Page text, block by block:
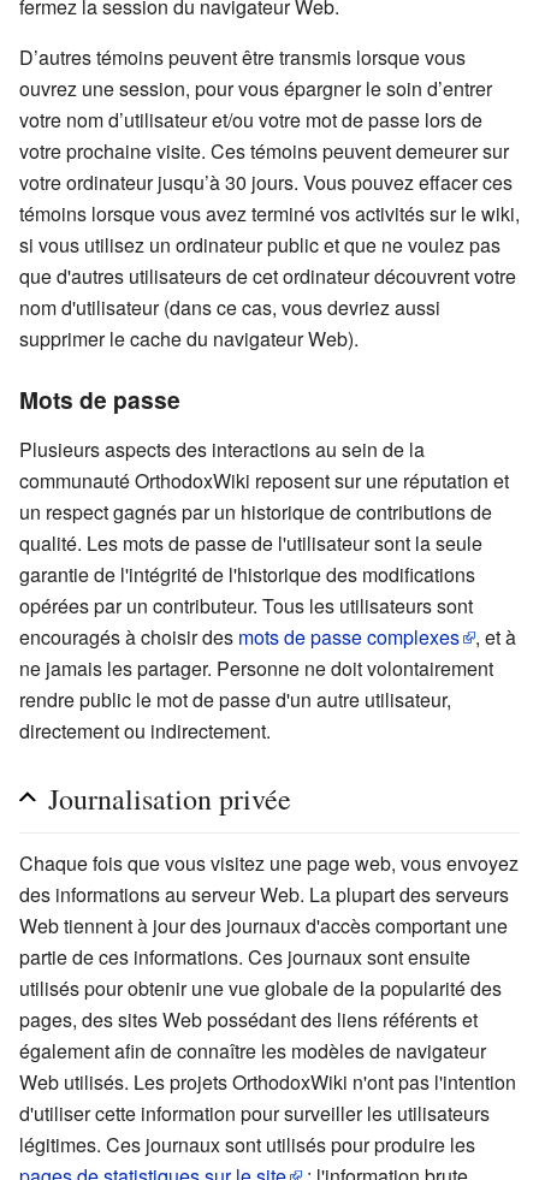
fermez la session du navigateur Web.
D’autres témoins peuvent être transmis lorsque vous
ouvrez une session, pour vous épargner le soin d’entrer
votre nom d’utilisateur et/ou votre mot de passe lors de
votre prochaine visite. Ces témoins peuvent demeurer sur
votre ordinateur jusqu’à 30 jours. Vous pouvez effacer ces
témoins lorsque vous avez terminé vos activités sur le wiki,
si vous utilisez un ordinateur public et que ne voulez pas
que d'autres utilisateurs de cet ordinateur découvrent votre
nom d'utilisateur (dans ce cas, vous devriez aussi
supprimer le cache du navigateur Web).
Mots de passe
Plusieurs aspects des interactions au sein de la
communauté OrthodoxWiki reposent sur une réputation et
un respect gagnés par un historique de contributions de
qualité. Les mots de passe de l'utilisateur sont la seule
garantie de l'intégrité de l'historique des modifications
opérées par un contributeur. Tous les utilisateurs sont
encouragés à choisir des mots de passe complexes
, et à
ne jamais les partager. Personne ne doit volontairement
rendre public le mot de passe d'un autre utilisateur,
directement ou indirectement.
Journalisation privée
Chaque fois que vous visitez une page web, vous envoyez
des informations au serveur Web. La plupart des serveurs
Web tiennent à jour des journaux d'accès comportant une
partie de ces informations. Ces journaux sont ensuite
utilisés pour obtenir une vue globale de la popularité des
pages, des sites Web possédant des liens référents et
également afin de connaître les modèles de navigateur
Web utilisés. Les projets OrthodoxWiki n'ont pas l'intention
d'utiliser cette information pour surveiller les utilisateurs
légitimes. Ces journaux sont utilisés pour produire les